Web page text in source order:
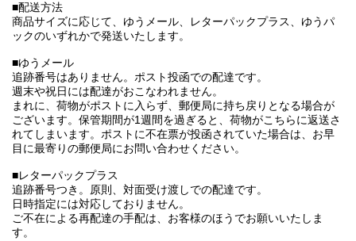
■配送方法
商品サイズに応じて、ゆうメール、レターパックプラス、ゆうパ
ックのいずれかで発送いたします。
■ゆうメール
追跡番号はありません。ポスト投函での配達です。
週末や祝日には配達がおこなわれません。
まれに、荷物がポストに入らず、郵便局に持ち戻りとなる場合が
ございます。保管期間が1週間を過ぎると、荷物がこちらに返送さ
れてしまいます。ポストに不在票が投函されていた場合は、お早
目に最寄りの郵便局にお問い合わせください。
■レターパックプラス
追跡番号つき。原則、対面受け渡しでの配達です。
日時指定には対応しておりません。
ご不在による再配達の手配は、お客様のほうでお願いいたしま
す。